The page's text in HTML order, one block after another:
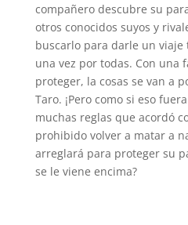
compañero descubre su
otros conocidos suyos y
buscarlo para darle un viaje
una vez por todas. Con una
proteger, la cosas se van a
Taro. ¡Pero como si eso
muchas reglas que acordó
prohibido volver a matar a
arreglará para proteger su
se le viene encima?